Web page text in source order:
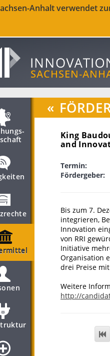
Anhalt verwendet
«
King
and
Termin:
Fördergeber:
Bis zum 7.
integrieren,
Innovation
von RRI
Initiative
Organisation
drei Preise
Weitere
http://